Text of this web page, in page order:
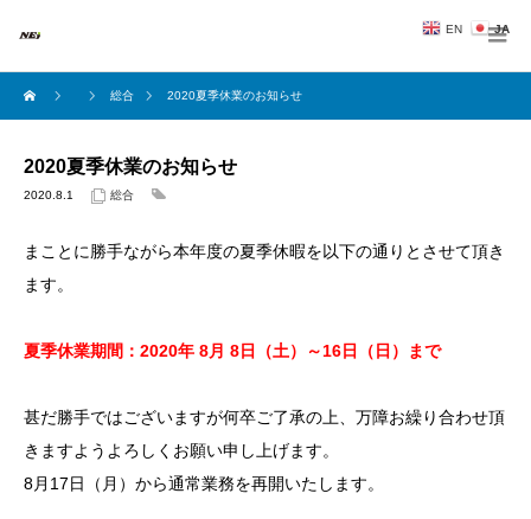
総合 2020夏季休業のお知らせ
2020夏季休業のお知らせ
2020.8.1 総合
まことに勝手ながら本年度の夏季休暇を以下の通りとさせて頂き
ます。
夏季休業期間：2020年 8月 8日（土）～16日（日）まで
甚だ勝手ではございますが何卒ご了承の上、万障お繰り合わせ頂
きますようよろしくお願い申し上げます。
8月17日（月）から通常業務を再開いたします。
EN JA